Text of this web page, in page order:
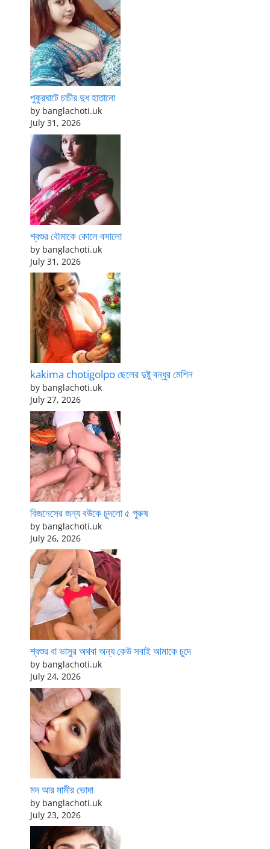
পুকুরঘাটে চাচীর দুধ হাতানো
by banglachoti.uk
July 31, 2026
শ্বশুর বৌমাকে কোলে বসালো
by banglachoti.uk
July 31, 2026
kakima chotigolpo ছেলের দুষ্টু বন্ধুর মেশিন
by banglachoti.uk
July 27, 2026
বিজনেসের জন্য বউকে চুদলো ৫ পুরুষ
by banglachoti.uk
July 26, 2026
শ্বশুর বা ভাসুর অথবা অন্য কেউ সবাই আমাকে চুদে
by banglachoti.uk
July 24, 2026
মদ আর মামীর ভোদা
by banglachoti.uk
July 23, 2026